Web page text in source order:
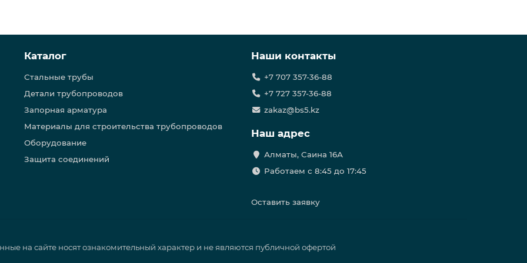
мм
1 мм
Каталог
Стальные трубы
Детали трубопроводов
Запорная арматура
Материалы для строительства трубопроводов
Оборудование
Защита соединений
Наши контакты
+7 707 357-36-88
+7 727 357-36-88
zakaz@bs5.kz
Наш адрес
Алматы, Саина 16А
Работаем с 8:45 до 17:45
Оставить заявку
на сайте носят ознакомительный характер и не являются публичной офертой